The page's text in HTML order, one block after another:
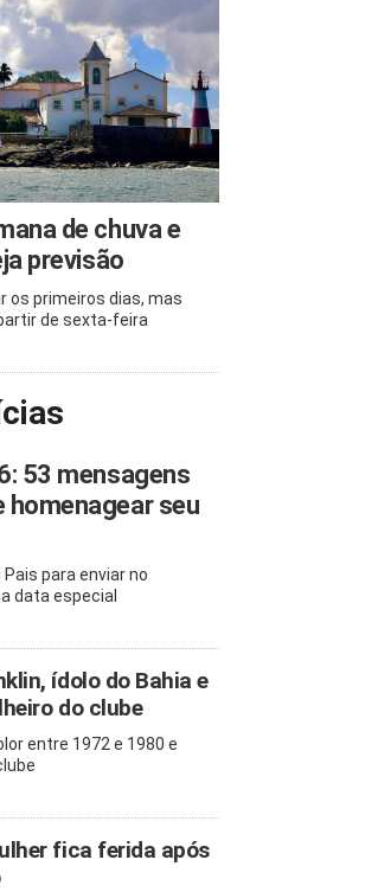
de chuva e
previsão
os primeiros dias, mas
de sexta-feira
53 mensagens
homenagear seu
para enviar no
data especial
ídolo do Bahia e
do clube
entre 1972 e 1980 e
fica ferida após